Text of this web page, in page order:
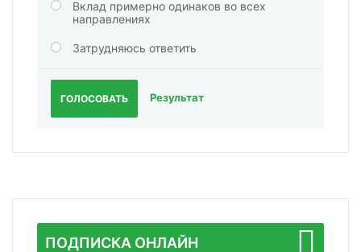
Вклад примерно одинаков во всех
направлениях
Затрудняюсь ответить
ГОЛОСОВАТЬ Результат
ПОДПИСКА ОНЛАЙН